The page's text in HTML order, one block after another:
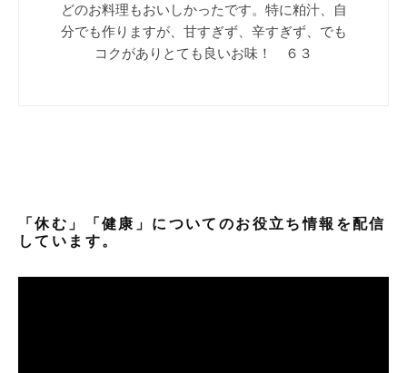
どのお料理もおいしかったです。特に粕汁、自
分でも作りますが、甘すぎず、辛すぎず、でも
コクがありとても良いお味！ ６３
「休む」「健康」についてのお役立ち情報を配信
しています。